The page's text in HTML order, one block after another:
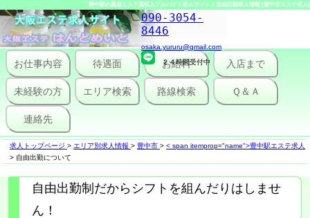
豊中駅の風俗エステ高収入アルバイト求人サイト｜自由出勤求人情報 [豊中市エステ求人]
090-3054-
8446
osaka.yururu@gmail.com
２４時間受付中
お仕事内容 待遇面 お給料 入店まで
未経験の方 エリア検索 路線検索 Ｑ＆Ａ
連絡先
求人トップページ > エリア別求人情報 > 豊中市 > < span itemprop="name">豊中駅エステ求人
> 自由出勤について
自由出勤制だからシフトを組んだりはしませ
ん！